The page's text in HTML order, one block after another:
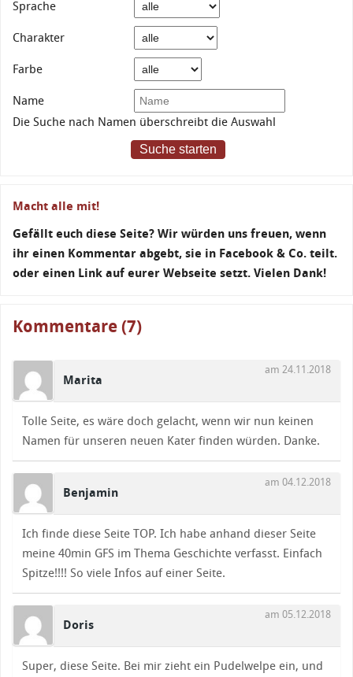
Sprache
Charakter
Farbe
Name
Die Suche nach Namen überschreibt die Auswahl
Suche starten
Macht alle mit!
Gefällt euch diese Seite? Wir würden uns freuen, wenn
ihr einen Kommentar abgebt, sie in Facebook & Co. teilt.
oder einen Link auf eurer Webseite setzt. Vielen Dank!
Kommentare (7)
Marita
am 24.11.2018
Tolle Seite, es wäre doch gelacht, wenn wir nun keinen
Namen für unseren neuen Kater finden würden. Danke.
Benjamin
am 04.12.2018
Ich finde diese Seite TOP. Ich habe anhand dieser Seite
meine 40min GFS im Thema Geschichte verfasst. Einfach
Spitze!!!! So viele Infos auf einer Seite.
Doris
am 05.12.2018
Super, diese Seite. Bei mir zieht ein Pudelwelpe ein, und